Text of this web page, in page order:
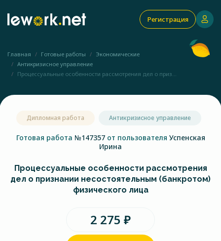
Регистрация
Главная Готовые работы
Экономические
Антикризисное управление
Процессуальные особенности рассмотрения дел о приз...
Дипломная работа Антикризисное управление
Готовая работа №147357 от пользователя Успенская
Ирина
Процессуальные особенности рассмотрения
дел о признании несостоятельным (банкротом)
физического лица
2 275 ₽